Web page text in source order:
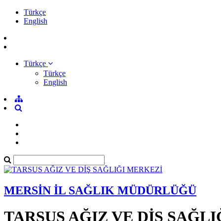
Türkçe
English
Türkçe
Türkçe
English
MERSİN İL SAĞLIK MÜDÜRLÜĞÜ
TARSUS AĞIZ VE DİŞ